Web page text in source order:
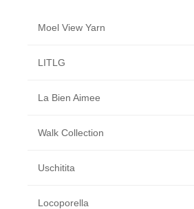
Moel View Yarn
LITLG
La Bien Aimee
Walk Collection
Uschitita
Locoporella